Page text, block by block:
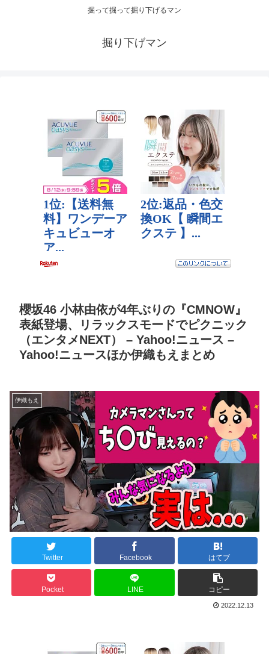
掘って掘って掘り下げるマン
掘り下げマン
櫻坂46 小林由依が4年ぶりの『CMNOW』
表紙登場、リラックスモードでピクニック
（エンタメNEXT） – Yahoo!ニュース –
Yahoo!ニュースほか伊織もえまとめ
伊織もえ
Twitter Facebook はてブ
Pocket LINE コピー
2022.12.13